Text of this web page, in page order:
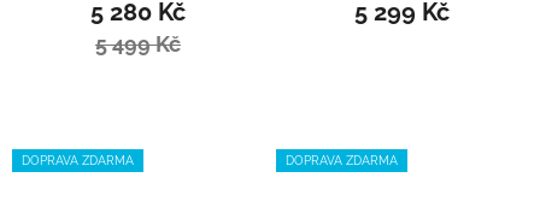
5 280 Kč
5 499 Kč
5 299 Kč
DOPRAVA ZDARMA DOPRAVA ZDARMA